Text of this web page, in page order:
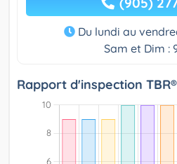
Du lundi au
Sam et Dim :
Rapport d'inspection